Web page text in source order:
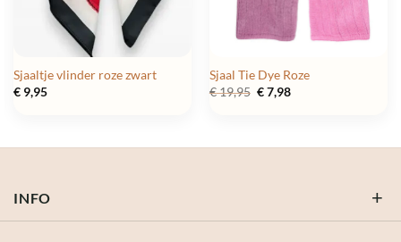
Sjaaltje vlinder roze zwart
€9,95
Sjaal Tie Dye Roze
€19,95 Oorspronkelijke
prijs
€7,98Huidige
INFO